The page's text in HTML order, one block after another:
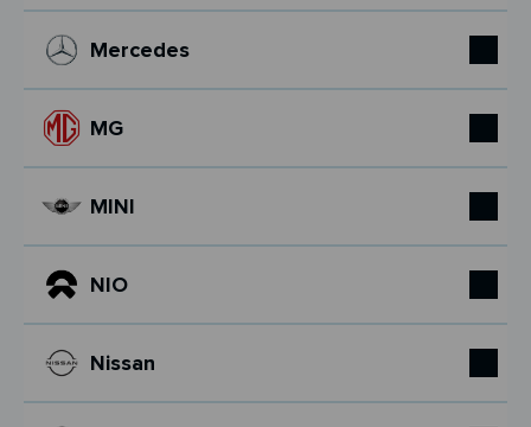
Mercedes
MG
MINI
NIO
Nissan